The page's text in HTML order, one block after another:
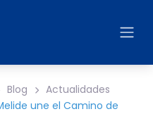
Blog
Actualidades
une el Camino de